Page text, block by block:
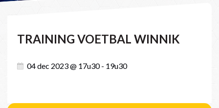
TRAINING VOETBAL WINNIK
04 dec 2023 @ 17u30 - 19u30